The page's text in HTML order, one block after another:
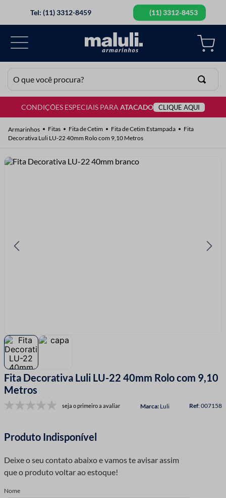
Tel: (11) 3312-8459 (11) 3312-8453
O que você procura?
CONDIÇÕES ESPECIAIS PARAATACADO CLIQUE AQUI
Fitas Fita de Cetim Fita de Cetim Estampada
Fita
Decorativa Luli LU-22 40mm Rolo com 9,10 Metros
Fita Decorativa Luli LU-22 40mm Rolo com 9,10
Metros
seja o primeiro a avaliar Luli :007158
TERMOS MAIS BUSCADOS
2º
barbante
3º
botão
8º